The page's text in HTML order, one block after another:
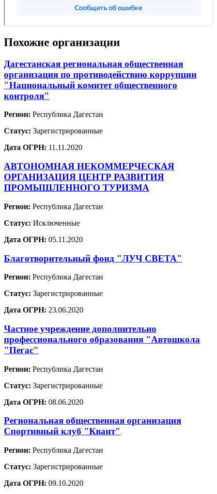
Похожие организации
Дагестанская региональная общественная
организация по противодействию коррупции
"Национальный комитет общественного
контроля"
Регион: Республика Дагестан
Статус: Зарегистрированные
Дата ОГРН: 11.11.2020
АВТОНОМНАЯ НЕКОММЕРЧЕСКАЯ
ОРГАНИЗАЦИЯ ЦЕНТР РАЗВИТИЯ
ПРОМЫШЛЕННОГО ТУРИЗМА
Регион: Республика Дагестан
Статус: Исключенные
Дата ОГРН: 05.11.2020
Благотворительный фонд "ЛУЧ СВЕТА"
Регион: Республика Дагестан
Статус: Зарегистрированные
Дата ОГРН: 23.06.2020
Частное учреждение дополнительно
профессионального образования "Автошкола
"Пегас"
Регион: Республика Дагестан
Статус: Зарегистрированные
Дата ОГРН: 08.06.2020
Региональная общественная организация
Спортивный клуб "Квант"
Регион: Республика Дагестан
Статус: Зарегистрированные
Дата ОГРН: 09.10.2020